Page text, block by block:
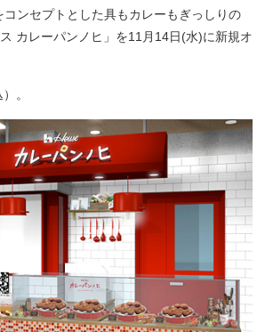
コンセプトとした具もカレーもぎっしりの
カレーパンノヒ」を11月14日(水)に新規オ
。